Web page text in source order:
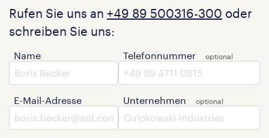
Rufen Sie uns an +49 89 500316-300 oder
schreiben Sie uns:
Name
E-Mail-Adresse
Telefonnummer
Unternehmen